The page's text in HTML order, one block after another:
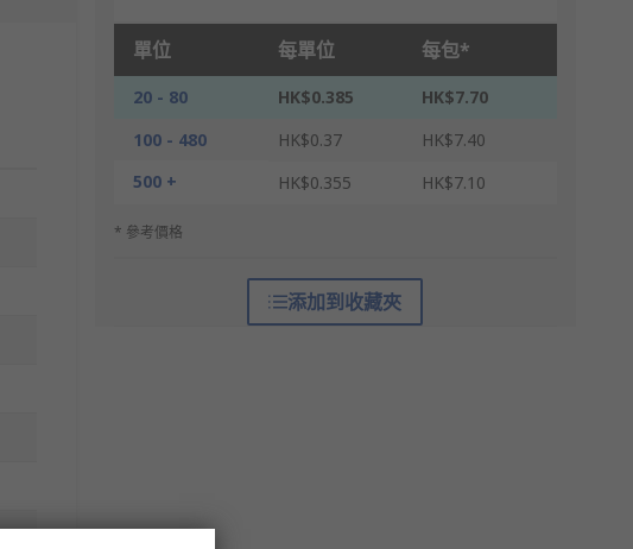
單位 每單位 每包*
20 - 80 HK$0.385
HK$7.70
100 - 480
HK$0.37
HK$7.40
500 +
HK$0.355 HK$7.10
* 參考價格
添加到收藏夾